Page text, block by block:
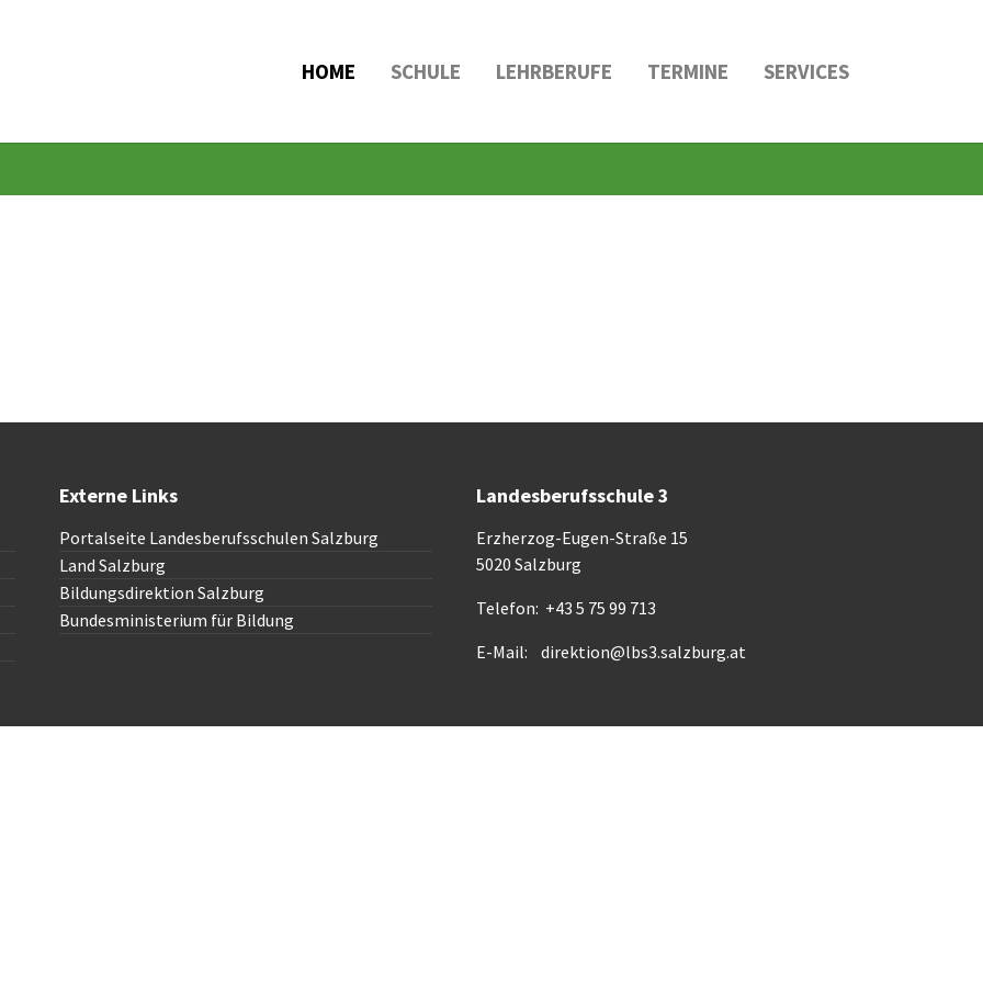
HOME SCHULE LEHRBERUFE TERMINE SERVICES
Externe Links
Portalseite Landesberufsschulen Salzburg
Land Salzburg
Bildungsdirektion Salzburg
Bundesministerium für Bildung
Landesberufsschule 3
Erzherzog-Eugen-Straße 15
5020 Salzburg
Telefon: +43 5 75 99 713
E-Mail: direktion@lbs3.salzburg.at